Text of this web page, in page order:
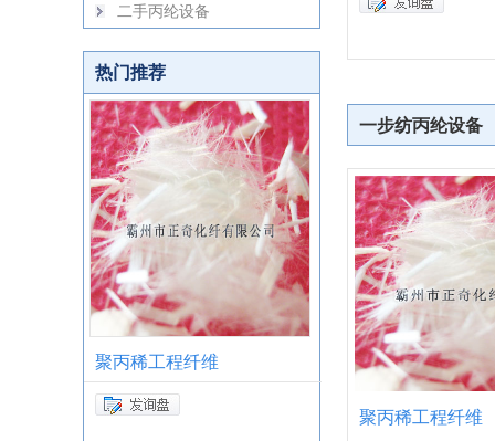
二手丙纶设备
热门推荐
聚丙稀工程纤维 卡头提手
一步纺丙纶设备
聚丙稀工程纤维